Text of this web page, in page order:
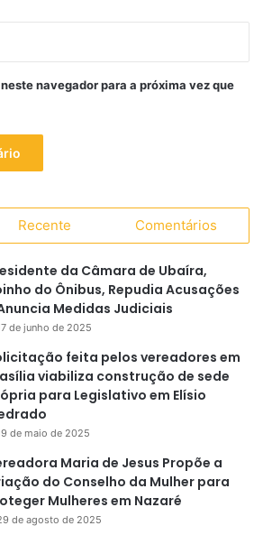
navegador para a próxima vez que
Recente Comentários
da Câmara de Ubaíra,
do Ônibus, Repudia Acusações
Medidas Judiciais
de junho de 2025
feita pelos vereadores em
viabiliza construção de sede
para Legislativo em Elísio
de maio de 2025
Maria de Jesus Propõe a
do Conselho da Mulher para
Mulheres em Nazaré
de agosto de 2025